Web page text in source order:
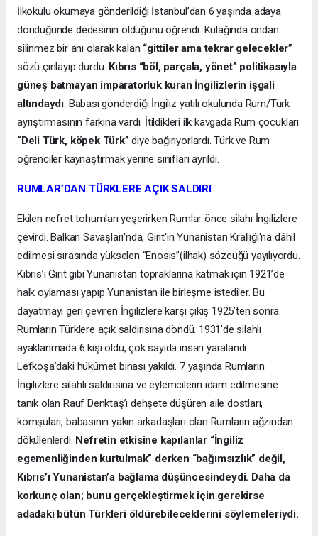
İlkokulu okumaya gönderildiği İstanbul’dan 6 yaşında adaya
döndüğünde dedesinin öldüğünü öğrendi. Kulağında ondan
silinmez bir anı olarak kalan “gittiler ama tekrar gelecekler”
sözü çınlayıp durdu. Kıbrıs “böl, parçala, yönet” politikasıyla
güneş batmayan imparatorluk kuran İngilizlerin işgali
altındaydı. Babası gönderdiği İngiliz yatılı okulunda Rum/Türk
ayrıştırmasının farkına vardı. İtildikleri ilk kavgada Rum çocukları
“Deli Türk, köpek Türk” diye bağırıyorlardı. Türk ve Rum
öğrenciler kaynaştırmak yerine sınıfları ayrıldı.
RUMLAR’DAN TÜRKLERE AÇIK SALDIRI
Ekilen nefret tohumları yeşerirken Rumlar önce silahı İngilizlere
çevirdi. Balkan Savaşları'nda, Girit'in Yunanistan Krallığı'na dâhil
edilmesi sırasında yükselen “Enosis”(ilhak) sözcüğü yayılıyordu.
Kıbrıs’ı Girit gibi Yunanistan topraklarına katmak için 1921’de
halk oylaması yapıp Yunanistan ile birleşme istediler. Bu
dayatmayı geri çeviren İngilizlere karşı çıkış 1925’ten sonra
Rumların Türklere açık saldırısına döndü. 1931’de silahlı
ayaklanmada 6 kişi öldü, çok sayıda insan yaralandı.
Lefkoşa’daki hükûmet binası yakıldı. 7 yaşında Rumların
İngilizlere silahlı saldırısına ve eylemcilerin idam edilmesine
tanık olan Rauf Denktaş’ı dehşete düşüren aile dostları,
komşuları, babasının yakın arkadaşları olan Rumların ağzından
dökülenlerdi. Nefretin etkisine kapılanlar “İngiliz
egemenliğinden kurtulmak” derken “bağımsızlık” değil,
Kıbrıs’ı Yunanistan’a bağlama düşüncesindeydi. Daha da
korkunç olan; bunu gerçekleştirmek için gerekirse
adadaki bütün Türkleri öldürebileceklerini söylemeleriydi.